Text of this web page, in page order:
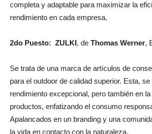
completa y adaptable para maximizar la
rendimiento en cada empresa.
2do Puesto: ZULKI, de Thomas Werner,
Se trata de una marca de artículos de
para el outdoor de calidad superior. Esta, se
rendimiento excepcional, pero también en
productos, enfatizando el consumo
Apalancados en un branding y una
la vida en contacto con la naturaleza.